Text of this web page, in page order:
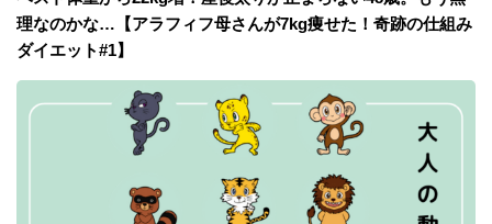
理なのかな…【アラフィフ母さんが7kg痩せた！奇跡の仕組み
ダイエット#1】